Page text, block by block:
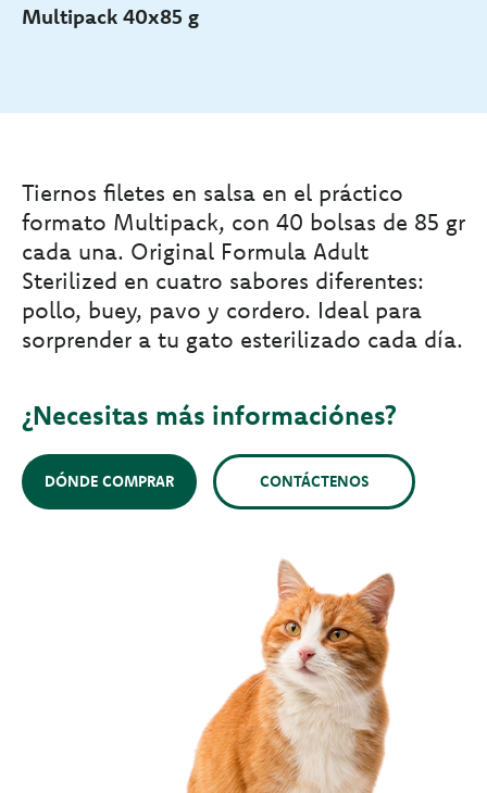
Multipack 40x85 g
Tiernos filetes en salsa en el práctico
formato Multipack, con 40 bolsas de 85 gr
cada una. Original Formula Adult
Sterilized en cuatro sabores diferentes:
pollo, buey, pavo y cordero. Ideal para
sorprender a tu gato esterilizado cada día.
¿Necesitas más informaciónes?
DÓNDE COMPRAR CONTÁCTENOS